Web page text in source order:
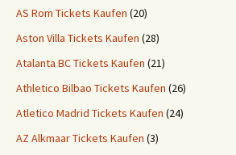
AS Rom Tickets Kaufen (20)
Aston Villa Tickets Kaufen (28)
Atalanta BC Tickets Kaufen (21)
Athletico Bilbao Tickets Kaufen (26)
Atletico Madrid Tickets Kaufen (24)
AZ Alkmaar Tickets Kaufen (3)